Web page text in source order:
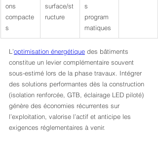
ons
compacte
s
surface/st
ructure
s
program
matiques
L’optimisation énergétique des bâtiments
constitue un levier complémentaire souvent
sous-estimé lors de la phase travaux. Intégrer
des solutions performantes dès la construction
(isolation renforcée, GTB, éclairage LED piloté)
génère des économies récurrentes sur
l’exploitation, valorise l’actif et anticipe les
exigences réglementaires à venir.